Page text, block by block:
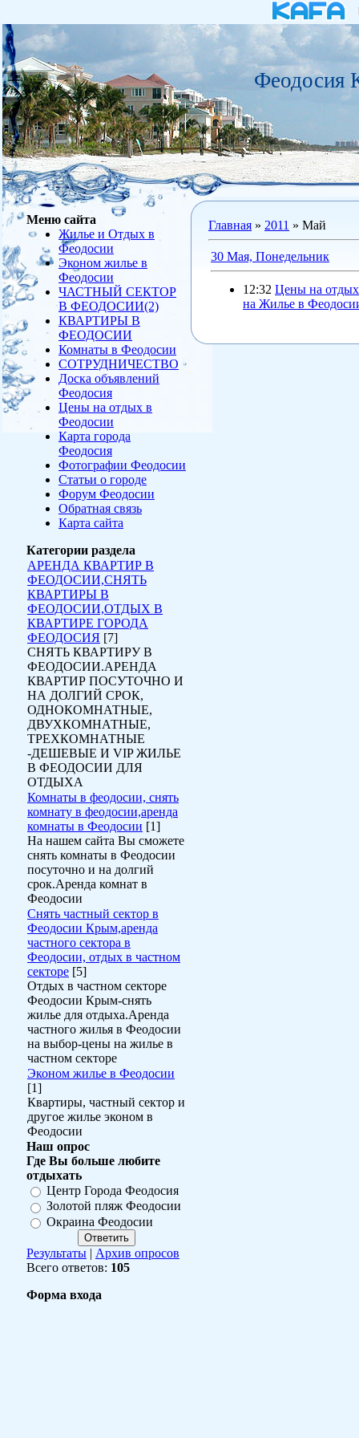
Феодосия
Меню сайта
Жилье и Отдых в
Феодосии
Эконом жилье в
Феодосии
ЧАСТНЫЙ СЕКТОР
В ФЕОДОСИИ(2)
КВАРТИРЫ В
ФЕОДОСИИ
Комнаты в Феодосии
СОТРУДНИЧЕСТВО
Доска объявлений
Феодосия
Цены на отдых в
Феодосии
Карта города
Феодосия
Фотографии Феодосии
Статьи о городе
Форум Феодосии
Обратная связь
Карта сайта
Категории раздела
АРЕНДА КВАРТИР В
ФЕОДОСИИ,СНЯТЬ
КВАРТИРЫ В
ФЕОДОСИИ,ОТДЫХ В
КВАРТИРЕ ГОРОДА
ФЕОДОСИЯ [7]
СНЯТЬ КВАРТИРУ В
ФЕОДОСИИ.АРЕНДА
КВАРТИР ПОСУТОЧНО И
НА ДОЛГИЙ СРОК,
ОДНОКОМНАТНЫЕ,
ДВУХКОМНАТНЫЕ,
ТРЕХКОМНАТНЫЕ
-ДЕШЕВЫЕ И VIP ЖИЛЬЕ
В ФЕОДОСИИ ДЛЯ
ОТДЫХА
Комнаты в феодосии, снять
комнату в феодосии,аренда
комнаты в Феодосии [1]
На нашем сайта Вы сможете
снять комнаты в Феодосии
посуточно и на долгий
срок.Аренда комнат в
Феодосии
Снять частный сектор в
Феодосии Крым,аренда
частного сектора в
Феодосии, отдых в частном
секторе [5]
Отдых в частном секторе
Феодосии Крым-снять
жилье для отдыха.Аренда
частного жилья в Феодосии
на выбор-цены на жилье в
частном секторе
Эконом жилье в Феодосии
[1]
Квартиры, частный сектор и
другое жилье эконом в
Феодосии
Наш опрос
Где Вы больше любите
отдыхать
Центр Города Феодосия
Золотой пляж Феодосии
Окраина Феодосии
Результаты | Архив опросов
Всего ответов: 105
Форма входа
Главная » 2011 » Май
30 Мая, Понедельник
12:32 Цены на
на Жилье в